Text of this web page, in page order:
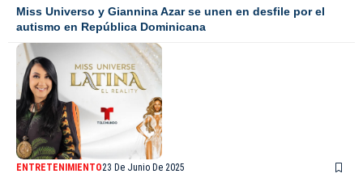
Miss Universo y Giannina Azar se unen en desfile por el
autismo en República Dominicana
ENTRETENIMIENTO23 De Junio De 2025